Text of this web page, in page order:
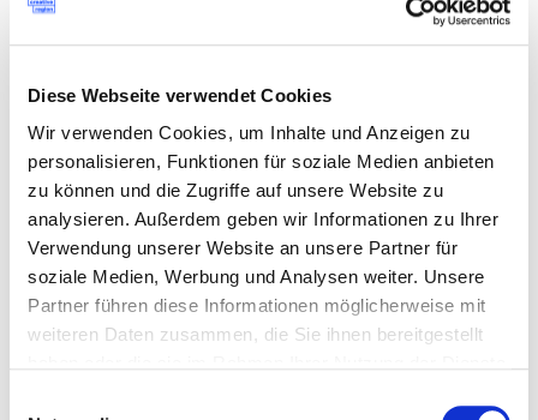
Diese Webseite verwendet Cookies
Wir verwenden Cookies, um Inhalte und Anzeigen zu
personalisieren, Funktionen für soziale Medien anbieten
zu können und die Zugriffe auf unsere Website zu
analysieren. Außerdem geben wir Informationen zu Ihrer
Verwendung unserer Website an unsere Partner für
soziale Medien, Werbung und Analysen weiter. Unsere
Partner führen diese Informationen möglicherweise mit
weiteren Daten zusammen, die Sie ihnen bereitgestellt
Im Gespräch mit Daniela Limberger, Gernot Hertl,
über ihre Erfahrungen in der Stadtentwicklung,
über Steyr und welchen Beitrag Architekt*innen,
Kreative und engagierte Bürger*innen für eine
Stadt von morgen liefern können.
Details & Anmeldung:
TALK 02, 24. Juni, 19.00 Uhr